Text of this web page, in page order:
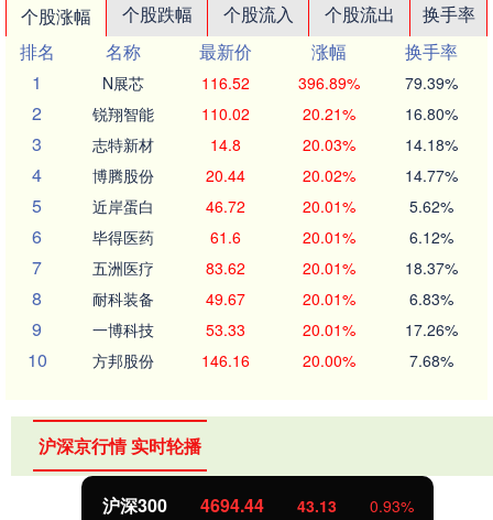
个股涨幅 个股跌幅 个股流入 个股流出
换手率
排名
名称 最新价 涨幅
换手率
1
N展芯 116.52 396.89% 79.39%
2 锐翔智能 110.02 20.21% 16.80%
3 志特新材 14.8 20.03% 14.18%
4 博腾股份 20.44 20.02% 14.77%
5 近岸蛋白 46.72 20.01% 5.62%
6 毕得医药 61.6 20.01% 6.12%
7 五洲医疗 83.62 20.01% 18.37%
8 耐科装备 49.67 20.01% 6.83%
9 一博科技 53.33 20.01% 17.26%
10 方邦股份 146.16 20.00% 7.68%
沪深京行情 实时轮播
沪深300 4694.44 43.13 0.93%